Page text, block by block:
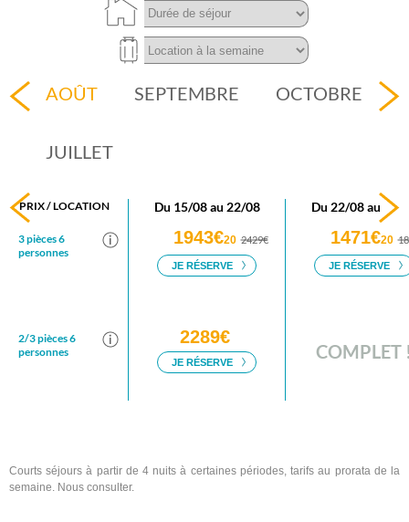
Courts séjours à partir de 4 nuits à certaines périodes, tarifs au prorata de la
semaine. Nous consulter.